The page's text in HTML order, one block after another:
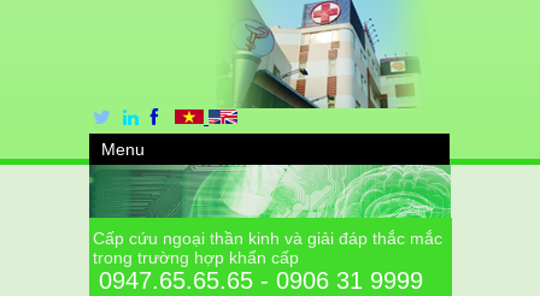
Menu
Cấp cứu ngoại thần kinh và giải đáp thắc mắc
trong trường hợp khẩn cấp
0947.65.65.65 - 0906 31 9999